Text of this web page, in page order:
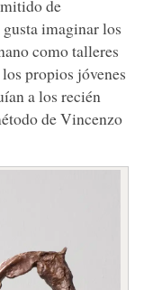
de
imaginar los
como talleres
propios jóvenes
a los recién
de Vincenzo